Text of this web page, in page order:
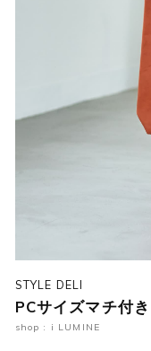
STYLE DELI
PCサイズマチ付
shop : i LUMINE